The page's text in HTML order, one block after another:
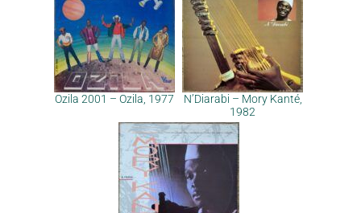
Ozila 2001 – Ozila, 1977
N’Diarabi – Mory Kanté,
1982